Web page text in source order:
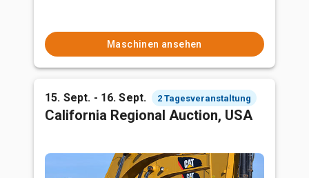
Maschinen ansehen
15. Sept. - 16. Sept. 2 Tagesveranstaltung
California Regional Auction, USA